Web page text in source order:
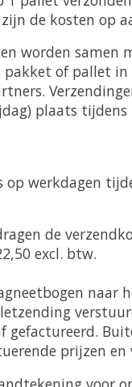
de kosten op
worden
of pallet
plaats
op werkdagen
de
excl. btw.
naar
gefactureerd.
prijzen